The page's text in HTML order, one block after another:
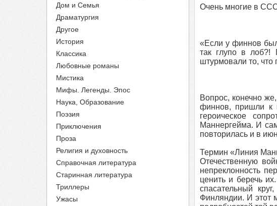
Дом и Семья
Драматургия
Другое
История
Классика
Любовные романы
Мистика
Мифы. Легенды. Эпос
Наука, Образование
Поэзия
Приключения
Проза
Религия и духовность
Справочная литература
Старинная литература
Триллеры
Ужасы
Очень многие в
«Если у финнов
так глупо в
штурмовали то,
Вопрос, конечно
финнов, пришли к
героическое
Маннергейма. И
повторилась и в
Термин «Линия
Отечественную
непреклонность
ценить и беречь
спасательный
Финляндии. И этот